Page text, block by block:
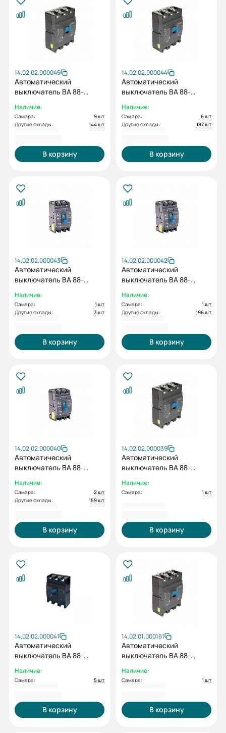
14.02.02.000045
Автоматический
выключатель BA 88-
125A 25кА AC380/415В
ESQ
Наличие:
Самара:
9 шт
Другие склады:
144 шт
В корзину
14.02.02.000044
Автоматический
выключатель BA 88-
100A 25кА AC380/415В
ESQ
Наличие:
Самара:
6 шт
Другие склады:
187 шт
В корзину
14.02.02.000043
Автоматический
выключатель BA 88-
80A 25кА AC380/415В ESQ
Наличие:
Самара:
1 шт
Другие склады:
3 шт
В корзину
14.02.02.000042
Автоматический
выключатель BA 88-
63A 25кА AC380/415В ESQ
Наличие:
Самара:
1 шт
Другие склады:
196 шт
В корзину
14.02.02.000040
Автоматический
выключатель BA 88-
40A 25кА AC380/415В ESQ
Наличие:
Самара:
2 шт
Другие склады:
159 шт
В корзину
14.02.02.000039
Автоматический
выключатель BA 88-
32A 25кА AC380/415В ESQ
Наличие:
Самара: 1 шт
В корзину
14.02.02.000041
Автоматический
выключатель BA 88-
50A 25кА AC380/415В ESQ
Наличие:
Самара: 5 шт
В корзину
14.02.01.000161
Автоматический
выключатель BA 88-
25кА AC380/415В ESQ
Наличие:
Самара: 1 шт
В корзину